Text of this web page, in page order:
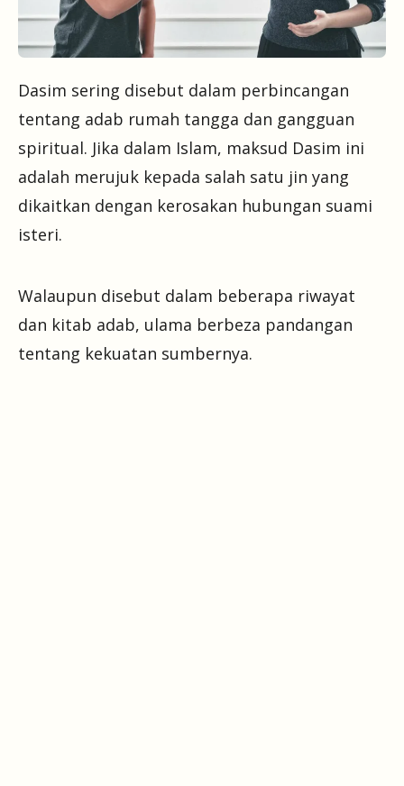
Dasim sering disebut dalam perbincangan
tentang adab rumah tangga dan gangguan
spiritual. Jika dalam Islam, maksud Dasim ini
adalah merujuk kepada salah satu jin yang
dikaitkan dengan kerosakan hubungan suami
isteri.
Walaupun disebut dalam beberapa riwayat
dan kitab adab, ulama berbeza pandangan
tentang kekuatan sumbernya.